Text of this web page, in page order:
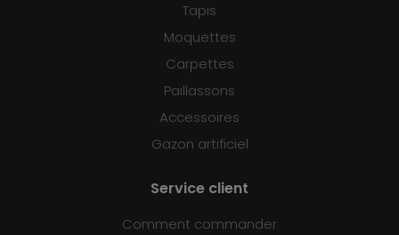
Tapis
Moquettes
Carpettes
Paillassons
Accessoires
Gazon artificiel
Service client
Comment commander